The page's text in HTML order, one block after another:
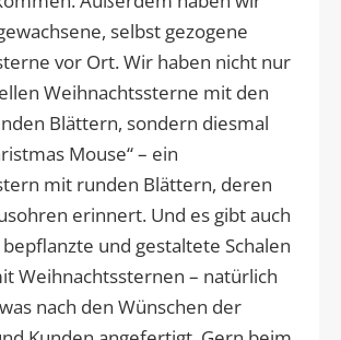
selbst gezogene
vor Ort. Wir haben nicht nur
Weihnachtssterne mit den
Blättern, sondern diesmal
Mouse“ – ein
mit runden Blättern, deren
erinnert. Und es gibt auch
und gestaltete Schalen
Weihnachtssternen – natürlich
nach den Wünschen der